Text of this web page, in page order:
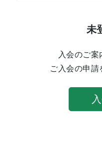
未
入会のご案
ご入会の申請